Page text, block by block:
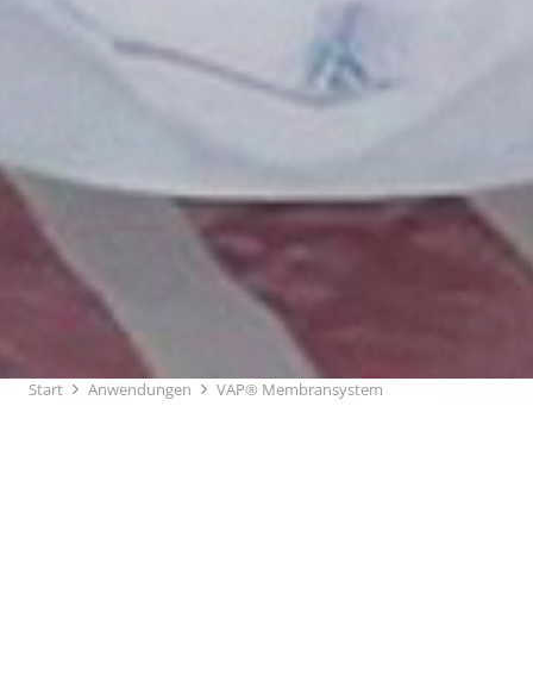
Start Anwendungen VAP® Membransystem